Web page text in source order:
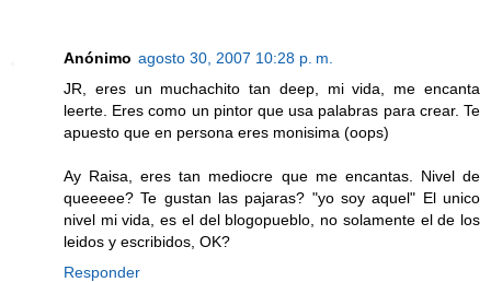
Anónimo agosto 30, 2007 10:28 p. m.
JR, eres un muchachito tan deep, mi vida, me encanta
leerte. Eres como un pintor que usa palabras para crear. Te
apuesto que en persona eres monisima (oops)
Ay Raisa, eres tan mediocre que me encantas. Nivel de
queeeee? Te gustan las pajaras? "yo soy aquel" El unico
nivel mi vida, es el del blogopueblo, no solamente el de los
leidos y escribidos, OK?
Responder